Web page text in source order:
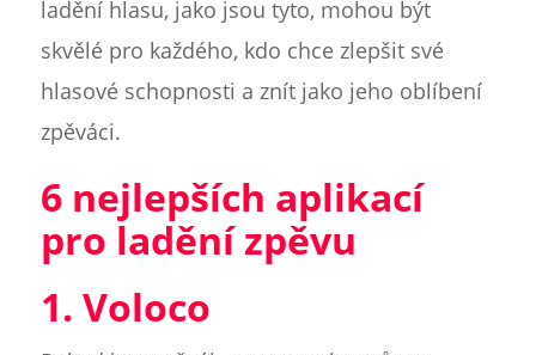
ladění hlasu, jako jsou tyto, mohou být
skvělé pro každého, kdo chce zlepšit své
hlasové schopnosti a znít jako jeho oblíbení
zpěváci.
6 nejlepších aplikací
pro ladění zpěvu
1. Voloco